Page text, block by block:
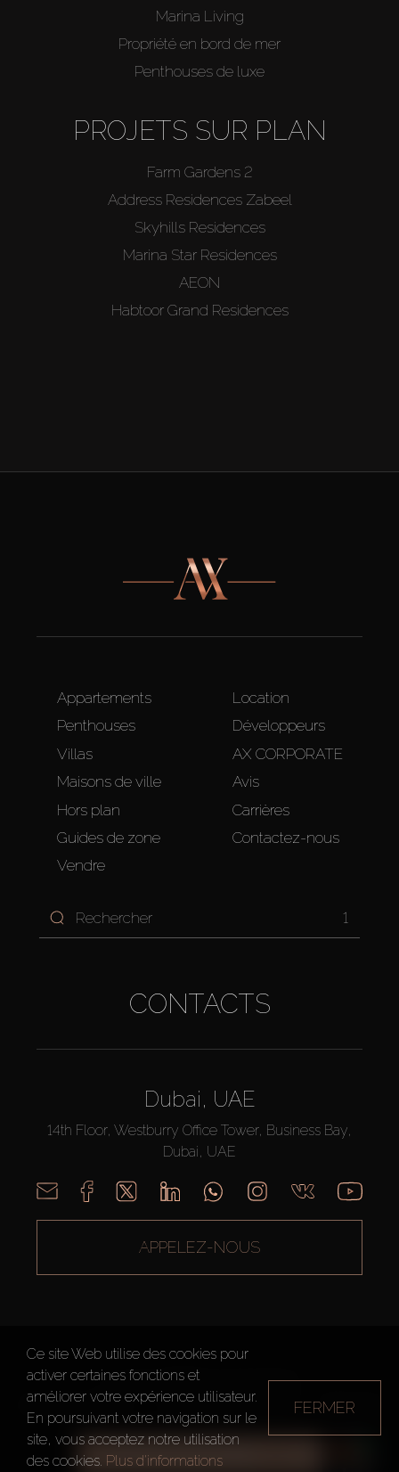
TOUS LES FILTRES
Marina Living
Propriété en bord de mer
Penthouses de luxe
PROJETS SUR PLAN
Farm Gardens 2
Address Residences Zabeel
Skyhills Residences
Marina Star Residences
AEON
Habtoor Grand Residences
Appartements
Penthouses
Villas
Maisons de ville
Hors plan
Guides de zone
Vendre
Location
Développeurs
AX CORPORATE
Avis
Carrières
Contactez-nous
1
CONTACTS
Dubai, UAE
14th Floor, Westburry Office Tower, Business Bay,
Dubai, UAE
APPELEZ-NOUS
AX CAPITAL ©2026 Tous droits réservés
Conditions d'utilisation
Politique de confidentialité Plan du site
Ce site Web utilise des cookies pour
activer certaines fonctions et
améliorer votre expérience utilisateur.
En poursuivant votre navigation sur le
site, vous acceptez notre utilisation
des cookies. Plus d'informations
FERMER